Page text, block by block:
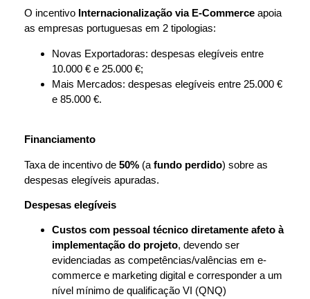
O incentivo Internacionalização via E-Commerce apoia
as empresas portuguesas em 2 tipologias:
Novas Exportadoras: despesas elegíveis entre
10.000 € e 25.000 €;
Mais Mercados: despesas elegíveis entre 25.000 €
e 85.000 €.
Financiamento
Taxa de incentivo de 50% (a fundo perdido) sobre as
despesas elegíveis apuradas.
Despesas elegíveis
Custos com pessoal técnico diretamente afeto à
implementação do projeto, devendo ser
evidenciadas as competências/valências em e-
commerce e marketing digital e corresponder a um
nível mínimo de qualificação VI (QNQ)